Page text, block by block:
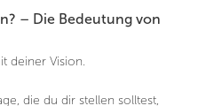
– Die Bedeutung von
deiner Vision.
die du dir stellen solltest,